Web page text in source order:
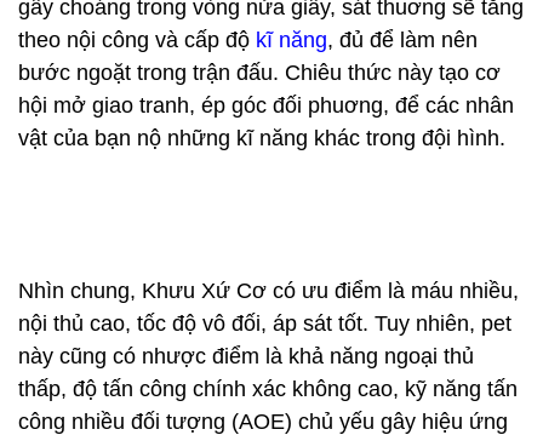
gây choáng trong vòng nửa giây, sát thuơng sẽ tăng
theo nội công và cấp độ kĩ năng, đủ để làm nên
bước ngoặt trong trận đấu. Chiêu thức này tạo cơ
hội mở giao tranh, ép góc đối phuơng, để các nhân
vật của bạn nộ những kĩ năng khác trong đội hình.
Nhìn chung, Khưu Xứ Cơ có ưu điểm là máu nhiều,
nội thủ cao, tốc độ vô đối, áp sát tốt. Tuy nhiên, pet
này cũng có nhược điểm là khả năng ngoại thủ
thấp, độ tấn công chính xác không cao, kỹ năng tấn
công nhiều đối tượng (AOE) chủ yếu gây hiệu ứng